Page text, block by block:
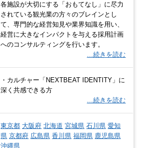
各施設が大切にする「おもてなし」に尽力
されている観光業の方々のブレインとし
て、専門的な経営知見や業界知識を用い、
経営に大きなインパクトを与える採用計画
へのコンサルティングを行います。
…続きを読む
・カルチャー「NEXTBEAT IDENTITY」に
深く共感できる方
…続きを読む
東京都 大阪府 北海道 宮城県 石川県 愛知
県 京都府 広島県 香川県 福岡県 鹿児島県
沖縄県